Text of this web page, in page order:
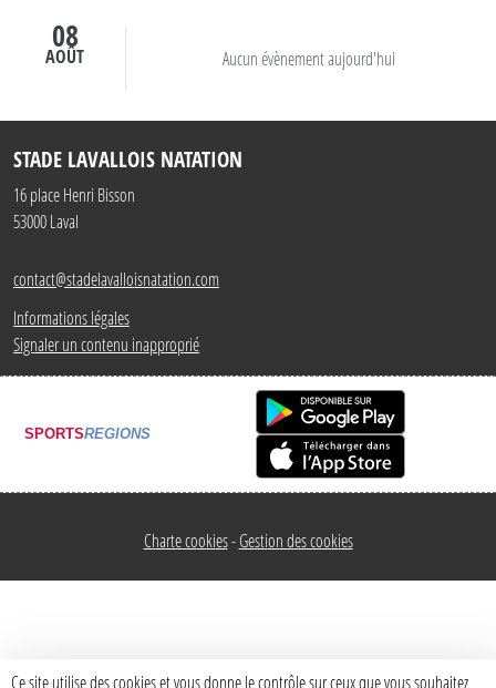
08
AOÛT Aucun évènement aujourd'hui
STADE LAVALLOIS NATATION
16 place Henri Bisson
53000Laval
contact@stadelavalloisnatation.com
Informations légales
Signaler un contenu inapproprié
SPORTSREGIONS
Charte cookies Gestion des cookies
Ce site utilise des cookies et vous donne le contrôle sur ceux que vous souhaitez